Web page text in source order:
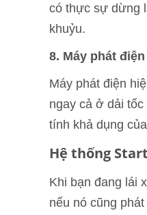
có thực sự dừng
khuỷu.
8. Máy phát điện
Máy phát điện
ngay cả ở dải
tính khả dụng
Hệ thống
Khi bạn đang lái
nếu nó cũng